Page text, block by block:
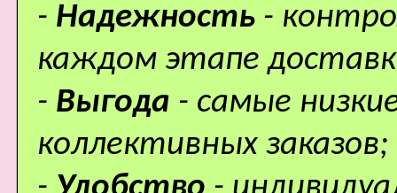
- Надежность -
каждом этапе
- Выгода - самые
коллективных заказов;